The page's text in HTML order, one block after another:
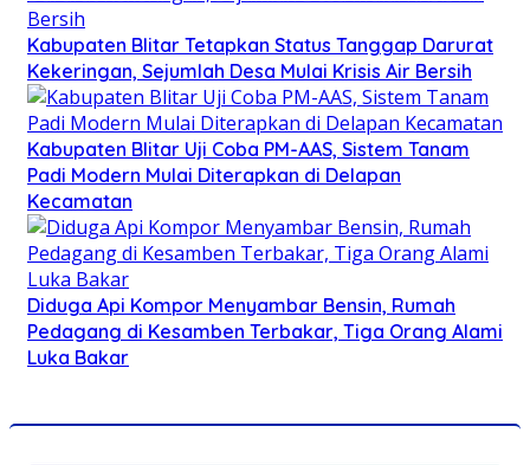
Kabupaten Blitar Tetapkan Status Tanggap Darurat
Kekeringan, Sejumlah Desa Mulai Krisis Air Bersih
Kabupaten Blitar Uji Coba PM-AAS, Sistem Tanam
Padi Modern Mulai Diterapkan di Delapan
Kecamatan
Diduga Api Kompor Menyambar Bensin, Rumah
Pedagang di Kesamben Terbakar, Tiga Orang Alami
Luka Bakar